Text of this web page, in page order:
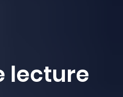
lecture